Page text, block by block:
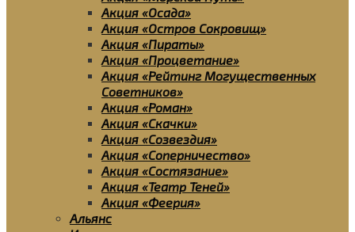
Акция «Осада»
Акция «Остров Сокровищ»
Акция «Пираты»
Акция «Процветание»
Акция «Рейтинг Могущественных
Советников»
Акция «Роман»
Акция «Скачки»
Акция «Созвездия»
Акция «Соперничество»
Акция «Состязание»
Акция «Театр Теней»
Акция «Феерия»
Альянс